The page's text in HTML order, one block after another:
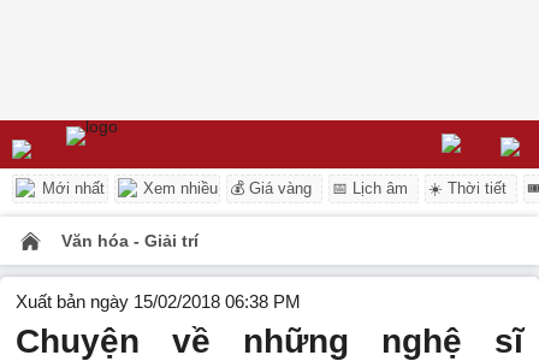
Mới nhất Xem nhiều 💰 Giá vàng 📅 Lịch âm ☀️ Thời tiết
Văn hóa - Giải trí
Xuất bản ngày 15/02/2018 06:38 PM
Chuyện về những nghệ sĩ